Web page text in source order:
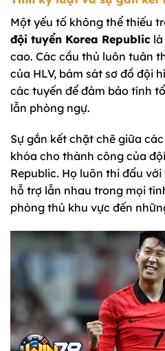
Một yếu tố không thể thiếu
đội tuyển Korea Republic
cao. Các cầu thủ luôn tuân
của HLV, bám sát sơ đồ đội
các tuyến để đảm bảo tính
lẫn phòng ngự.
Sự gắn kết chặt chẽ giữa
khóa cho thành công của
Republic. Họ luôn thi đấu
hỗ trợ lẫn nhau trong mọi
phòng thủ khu vực đến